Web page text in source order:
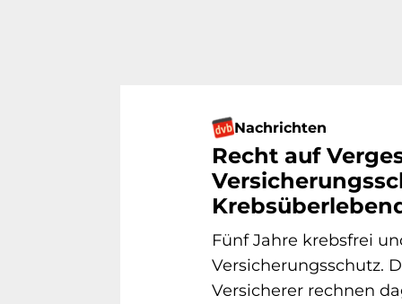
Nachrichten
Recht auf
Fünf Jahre krebsfrei
Versicherungsschutz.
Versicherer rechnen